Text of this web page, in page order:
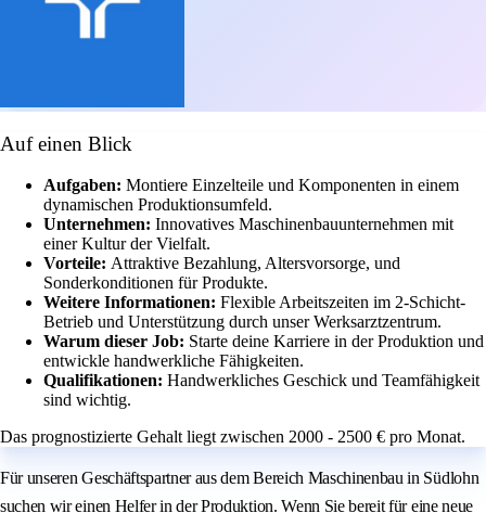
Auf einen Blick
Aufgaben: Montiere Einzelteile und Komponenten in einem
dynamischen Produktionsumfeld.
Unternehmen: Innovatives Maschinenbauunternehmen mit
einer Kultur der Vielfalt.
Vorteile: Attraktive Bezahlung, Altersvorsorge, und
Sonderkonditionen für Produkte.
Weitere Informationen: Flexible Arbeitszeiten im 2-Schicht-
Betrieb und Unterstützung durch unser Werksarztzentrum.
Warum dieser Job: Starte deine Karriere in der Produktion und
entwickle handwerkliche Fähigkeiten.
Qualifikationen: Handwerkliches Geschick und Teamfähigkeit
sind wichtig.
Das prognostizierte Gehalt liegt zwischen 2000 - 2500 € pro Monat.
Für unseren Geschäftspartner aus dem Bereich Maschinenbau in Südlohn
suchen wir einen Helfer in der Produktion. Wenn Sie bereit für eine neue